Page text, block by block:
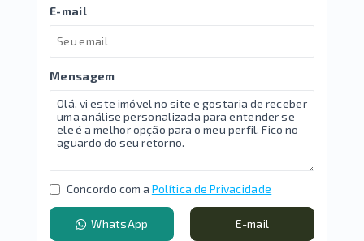
E-mail
Mensagem
Concordo com a Política de Privacidade
WhatsApp E-mail